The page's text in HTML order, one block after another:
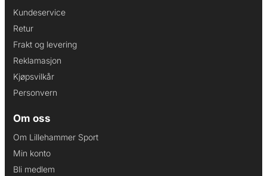
Kundeservice
Retur
Frakt og levering
Reklamasjon
Kjøpsvilkår
Personvern
Om oss
Om Lillehammer Sport
Min konto
Bli medlem